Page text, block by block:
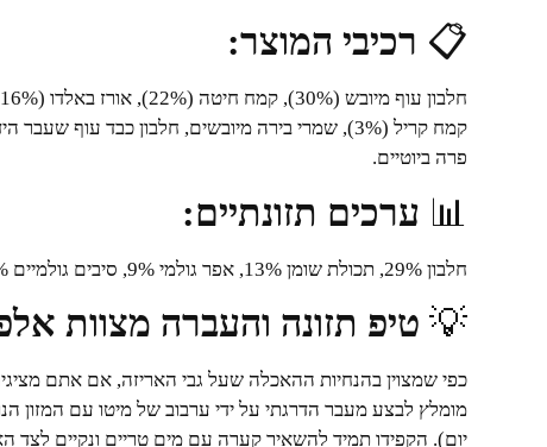
📋 רכיבי המוצר:
קמח קריל (3%), שמרי בירה מיובשים, חלבון כבד עוף
פרה ביוטיים.
📊 ערכים תזונתיים:
חלבון 29%, תכולת שומן 13%, אפר גולמי 9%, סיבים גולמיים 2.5%, אומגה-6 3.7%, אומגה-3 0.7%.
💡 טיפ תזונה והעברה מצוות
כפי שמצוין בהנחיות ההאכלה שעל גבי האריזה, אם אתם
מומלץ לבצע מעבר הדרגתי על ידי ערבוב של מיטו עם המזון
יום). הקפידו תמיד להשאיר קערה עם מים טריים ונקיים